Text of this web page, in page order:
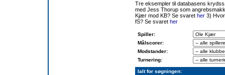
Tre eksempler til databasens
med Jess Thorup som
Kjær mod KB? Se svaret her 3)
fS? Se svaret her
Spiller:
Målscorer:
Modstander:
Turnering:
Ialt for søgningen: